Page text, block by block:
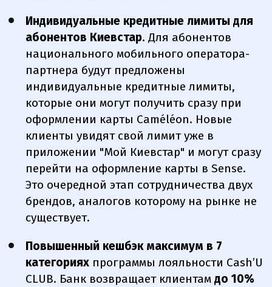
Индивидуальные кредитные лимиты для
абонентов Киевстар. Для абонентов
национального мобильного оператора-
партнера будут предложены
индивидуальные кредитные лимиты,
которые они могут получить сразу при
оформлении карты Caméléon. Новые
клиенты увидят свой лимит уже в
приложении "Мой Киевстар" и могут сразу
перейти на оформление карты в Sense.
Это очередной этап сотрудничества двух
брендов, аналогов которому на рынке не
существует.
Повышенный кешбэк максимум в 7
категориях программы лояльности Cash’U
CLUB. Банк возвращает клиентам до 10%